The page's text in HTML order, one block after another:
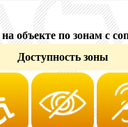
объекте по зонам с
Доступность зоны